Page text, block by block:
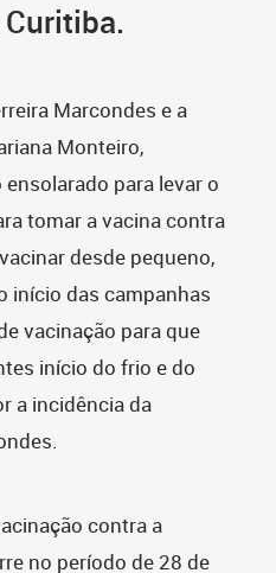
Marcondes e a
Monteiro,
para levar o
tomar a vacina contra
desde pequeno,
início das campanhas
vacinação para que
início do frio e do
a incidência da
contra a
no período de 28 de